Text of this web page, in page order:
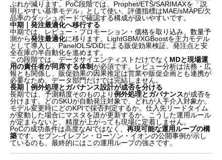
ぶれが減ります。PoC段階では、Prophet/ETS/SARIMAXを「説
明しやすい基準モデル」として使い、評価指標はMAE/sMAPE/欠
品率のダッシュボードで確認する構成が扱いやすいです。
中期｜発注最適化へ移行する
中期では、レビュー・プロモーション・価格を取り込み、数量予
測から発注最適化に移ります。LightGBM/XGBoostを主力モデル
として導入し、PanelOLS/DiDによる販促効果検証、発注点と安
全在庫の半自動化を進めます。
この段階では、データサイエンティストだけでなく MDと現場運
用の責任者が同席する体制が必須です。レビュー分析は法務・広
報とも関係し、販促効果の因果推定は営業や販促企画とも連携が
必要なため、データ部門だけでは完結しません。
長期｜例外処理とガバナンス設計が成否を分ける
長期では、予測精度そのものより例外処理とガバナンスが成否を
分けます。どのSKUが自動発注対象で、どれが人手介入対象か。
モデル変更時にどのKPIで採否判定するか。仕入先リードタイム
が変動した場合にマスタを誰が更新するか。こうした運用ルール
が定まらないと、精度が上がっても現場に定着しません。
PoCの成功条件は高度なAIではなく、 再現可能な運用ループの構
築です。セブン‐イレブン・ローソン・イオンの公開事例が示し
ているのも、最終的にはこの運用ループの強さです。